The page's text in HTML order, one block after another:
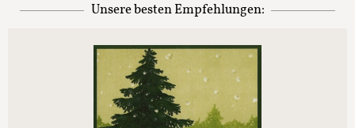
Unsere besten Empfehlungen: